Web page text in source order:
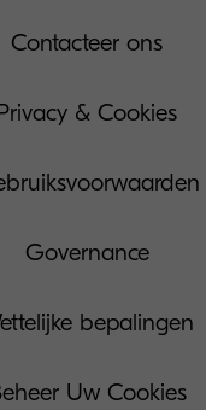
Contacteer ons
& Cookies
Governance
bepalingen
Uw Cookies